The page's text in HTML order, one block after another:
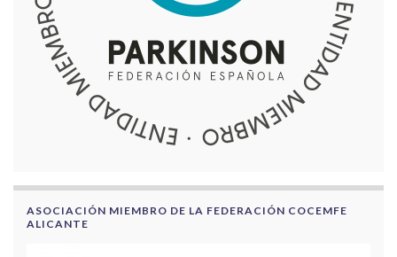
ASOCIACIÓN MIEMBRO DE LA FEDERACIÓN COCEMFE
ALICANTE